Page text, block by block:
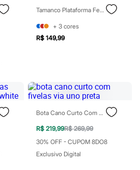
Tamanco Plataforma Feminino Beira Rio Bege
+ 3 cores
R$ 149,99
Bota Cano Curto Com Fivelas Via Uno Preta
R$ 219,99R$ 269,99
30% OFF - CUPOM 8DO8
Exclusivo Digital